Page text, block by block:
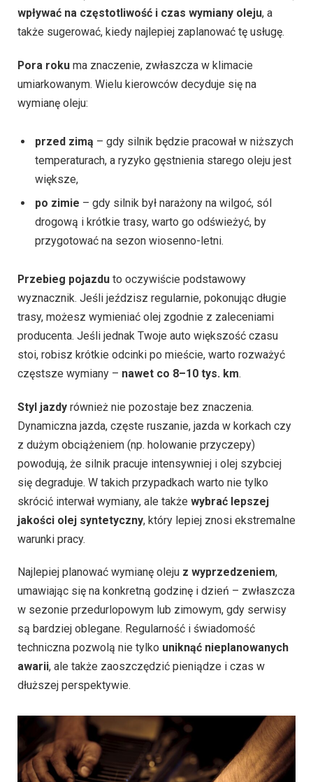
wpływać na częstotliwość i czas wymiany oleju, a
także sugerować, kiedy najlepiej zaplanować tę usługę.
Pora roku ma znaczenie, zwłaszcza w klimacie
umiarkowanym. Wielu kierowców decyduje się na
wymianę oleju:
przed zimą – gdy silnik będzie pracował w niższych
temperaturach, a ryzyko gęstnienia starego oleju jest
większe,
po zimie – gdy silnik był narażony na wilgoć, sól
drogową i krótkie trasy, warto go odświeżyć, by
przygotować na sezon wiosenno-letni.
Przebieg pojazdu to oczywiście podstawowy
wyznacznik. Jeśli jeździsz regularnie, pokonując długie
trasy, możesz wymieniać olej zgodnie z zaleceniami
producenta. Jeśli jednak Twoje auto większość czasu
stoi, robisz krótkie odcinki po mieście, warto rozważyć
częstsze wymiany – nawet co 8–10 tys. km.
Styl jazdy również nie pozostaje bez znaczenia.
Dynamiczna jazda, częste ruszanie, jazda w korkach czy
z dużym obciążeniem (np. holowanie przyczepy)
powodują, że silnik pracuje intensywniej i olej szybciej
się degraduje. W takich przypadkach warto nie tylko
skrócić interwał wymiany, ale także wybrać lepszej
jakości olej syntetyczny, który lepiej znosi ekstremalne
warunki pracy.
Najlepiej planować wymianę oleju z wyprzedzeniem,
umawiając się na konkretną godzinę i dzień – zwłaszcza
w sezonie przedurlopowym lub zimowym, gdy serwisy
są bardziej oblegane. Regularność i świadomość
techniczna pozwolą nie tylko uniknąć nieplanowanych
awarii, ale także zaoszczędzić pieniądze i czas w
dłuższej perspektywie.